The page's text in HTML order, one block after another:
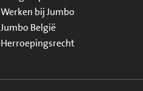
Werken bij Jumbo
Jumbo België
Herroepingsrecht